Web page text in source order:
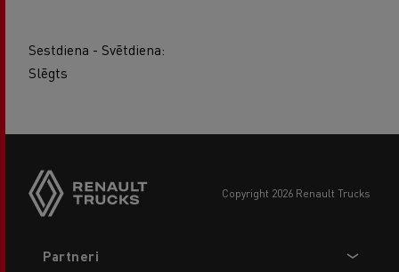
Sestdiena - Svētdiena:
Slēgts
copyright 2026 Renault Trucks
menu
Partneri